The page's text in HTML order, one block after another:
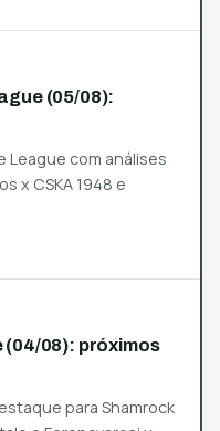
(05/08):
League com análises
x CSKA 1948 e
(04/08): próximos
para Shamrock